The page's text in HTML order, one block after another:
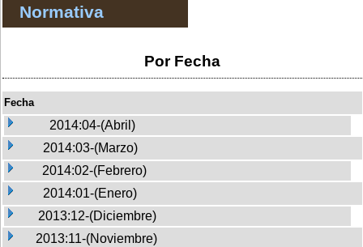
Normativa
Por Fecha
Fecha
2014:04-(Abril)
2014:03-(Marzo)
2014:02-(Febrero)
2014:01-(Enero)
2013:12-(Diciembre)
2013:11-(Noviembre)